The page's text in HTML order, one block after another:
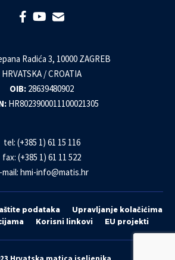
Radića 3, 10000 ZAGREB
HRVATSKA / CROATIA
OIB: 28639480902
HR8023900011100021305
tel: (+385 1) 61 15 116
fax: (+385 1) 61 11 522
mail: hmi-info@matis.hr
podataka
Upravljanje kolačićima
Korisni linkovi EU projekti